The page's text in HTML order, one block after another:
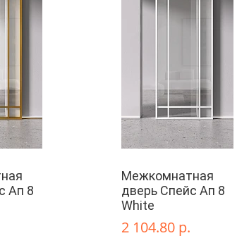
Ап 8
Межкомнатная
дверь Спейс Ап 8
White
2 104.80 р.